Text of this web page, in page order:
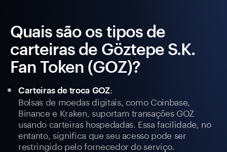
Quais são os tipos de
carteiras de Göztepe S.K.
Fan Token (GOZ)?
Carteiras de troca GOZ:
Bolsas de moedas digitais, como Coinbase,
Binance e Kraken, suportam transações GOZ
usando carteiras hospedadas. Essa facilidade, no
entanto, significa que seu acesso pode ser
restringido pelo fornecedor do serviço.